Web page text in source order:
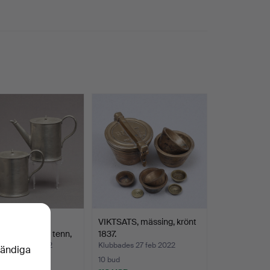
2 st, tenn,
27 feb 2022
VIKTSATS, mässing, krönt
1837.
Klubbades 27 feb 2022
10 bud